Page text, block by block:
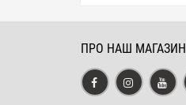
ПРО НАШ МАГАЗИН